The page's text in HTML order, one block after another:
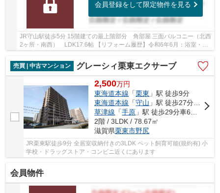
会員登録をして限定物件を見る
JR守山駅徒歩5分 15階建ての最上階部分 角部屋 三面バルコニー（北西
2ヶ所・南西） LDK17.6帖 【リフォーム履歴】令和6年6月：浴室・給
売買 | 中古マンション
グレーシィ栗東エクサーブ
2,500万円
東海道本線 「栗東 」駅 徒歩9分
東海道本線 「守山 」駅 徒歩27分車4分 2.0km
草津線 「手原 」駅 徒歩29分車6分 2.0km
2階 / 3LDK / 78.67㎡
滋賀県栗東市野尻
JR栗東駅徒歩9分 全居室収納付きの3LDK ペット飼育可能(規約有) 小
学校・ドラッグストア・コンビニ近くにあります
会員物件